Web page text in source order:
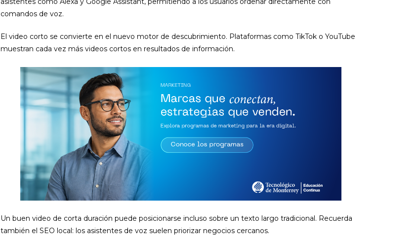
comandos de voz.
El video corto se convierte en el nuevo motor de descubrimiento. Plataformas como TikTok o YouTube
muestran cada vez más videos cortos en resultados de información.
Un buen video de corta duración puede posicionarse incluso sobre un texto largo tradicional. Recuerda
también el SEO local: los asistentes de voz suelen priorizar negocios cercanos.